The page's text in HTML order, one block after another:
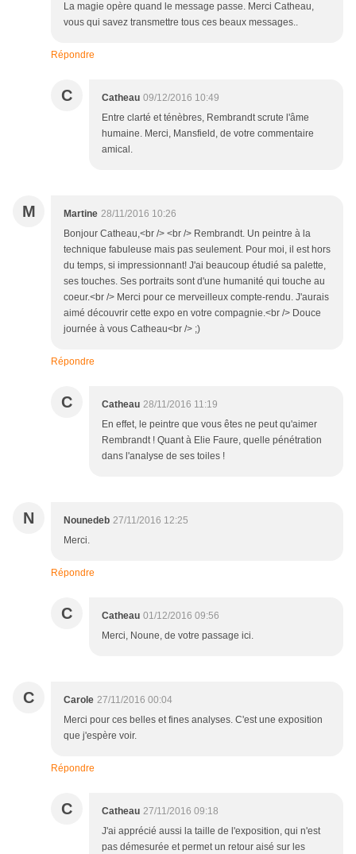
La magie opère quand le message passe. Merci Catheau,
vous qui savez transmettre tous ces beaux messages..
Répondre
C Catheau 09/12/2016 10:49
Entre clarté et ténèbres, Rembrandt scrute l'âme
humaine. Merci, Mansfield, de votre commentaire
amical.
M Martine 28/11/2016 10:26
Bonjour Catheau,<br /> <br /> Rembrandt. Un peintre à la
technique fabuleuse mais pas seulement. Pour moi, il est hors
du temps, si impressionnant! J'ai beaucoup étudié sa palette,
ses touches. Ses portraits sont d'une humanité qui touche au
coeur.<br /> Merci pour ce merveilleux compte-rendu. J'aurais
aimé découvrir cette expo en votre compagnie.<br /> Douce
journée à vous Catheau<br /> ;)
Répondre
C Catheau 28/11/2016 11:19
En effet, le peintre que vous êtes ne peut qu'aimer
Rembrandt ! Quant à Elie Faure, quelle pénétration
dans l'analyse de ses toiles !
N Nounedeb 27/11/2016 12:25
Merci.
Répondre
C Catheau 01/12/2016 09:56
Merci, Noune, de votre passage ici.
C Carole 27/11/2016 00:04
Merci pour ces belles et fines analyses. C'est une exposition
que j'espère voir.
Répondre
C Catheau 27/11/2016 09:18
J'ai apprécié aussi la taille de l'exposition, qui n'est
pas démesurée et permet un retour aisé sur les